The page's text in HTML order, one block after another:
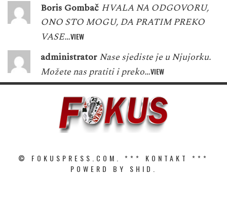
Boris Gombač HVALA NA ODGOVORU,
ONO STO MOGU, DA PRATIM PREKO
VASE…VIEW
administrator Nase sjediste je u Njujorku.
Možete nas pratiti i preko…VIEW
© FOKUSPRESS.COM. *** KONTAKT
***
POWERD BY SHID.